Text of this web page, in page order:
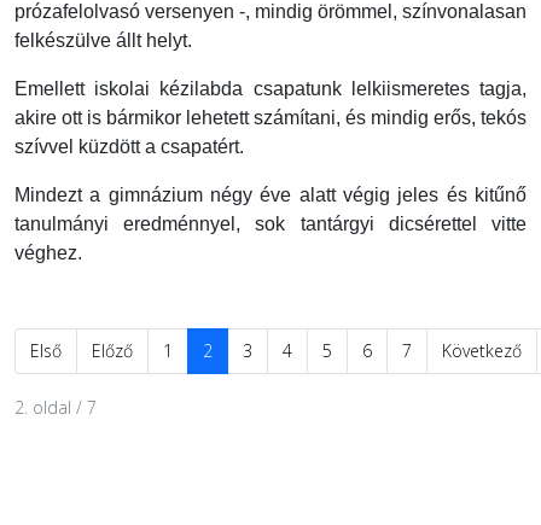
prózafelolvasó versenyen -, mindig örömmel, színvonalasan
felkészülve állt helyt.
Emellett iskolai kézilabda csapatunk lelkiismeretes tagja,
akire ott is bármikor lehetett számítani, és mindig erős, tekós
szívvel küzdött a csapatért.
Mindezt a gimnázium négy éve alatt végig jeles és kitűnő
tanulmányi eredménnyel, sok tantárgyi dicsérettel vitte
véghez.
Első Előző 1 2 3 4 5 6 7 Következő
2. oldal / 7